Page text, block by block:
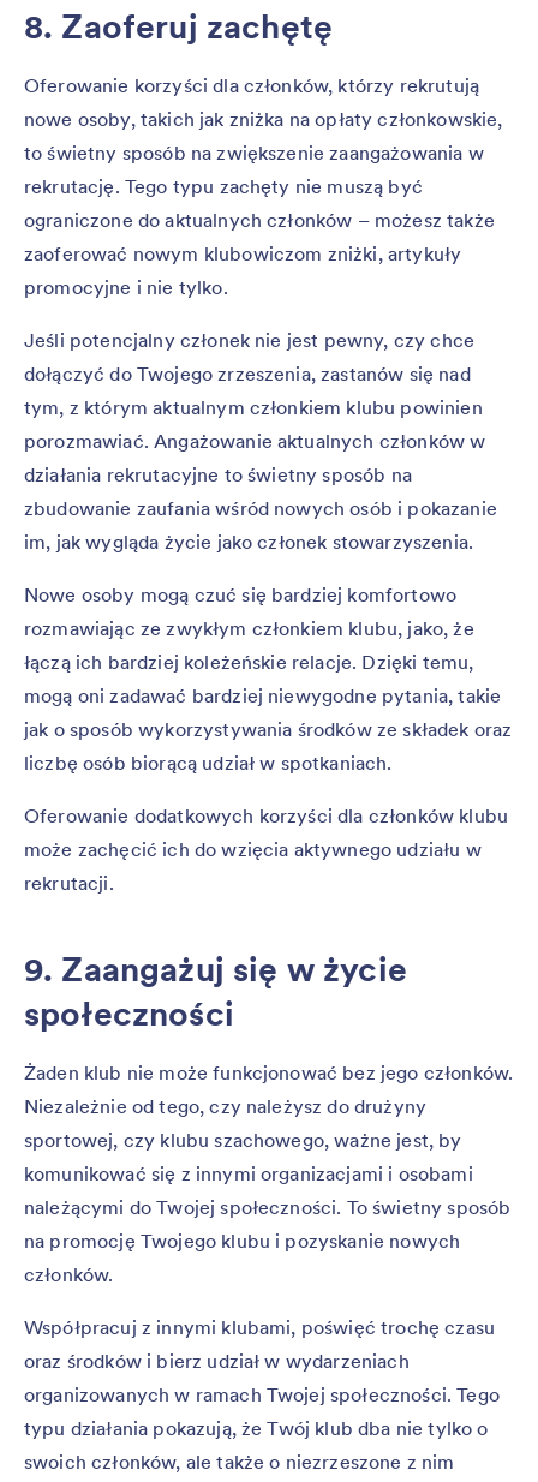
8. Zaoferuj zachętę
Oferowanie korzyści dla członków, którzy rekrutują
nowe osoby, takich jak zniżka na opłaty członkowskie,
to świetny sposób na zwiększenie zaangażowania w
rekrutację. Tego typu zachęty nie muszą być
ograniczone do aktualnych członków – możesz także
zaoferować nowym klubowiczom zniżki, artykuły
promocyjne i nie tylko.
Jeśli potencjalny członek nie jest pewny, czy chce
dołączyć do Twojego zrzeszenia, zastanów się nad
tym, z którym aktualnym członkiem klubu powinien
porozmawiać. Angażowanie aktualnych członków w
działania rekrutacyjne to świetny sposób na
zbudowanie zaufania wśród nowych osób i pokazanie
im, jak wygląda życie jako członek stowarzyszenia.
Nowe osoby mogą czuć się bardziej komfortowo
rozmawiając ze zwykłym członkiem klubu, jako, że
łączą ich bardziej koleżeńskie relacje. Dzięki temu,
mogą oni zadawać bardziej niewygodne pytania, takie
jak o sposób wykorzystywania środków ze składek oraz
liczbę osób biorącą udział w spotkaniach.
Oferowanie dodatkowych korzyści dla członków klubu
może zachęcić ich do wzięcia aktywnego udziału w
rekrutacji.
9. Zaangażuj się w życie
społeczności
Żaden klub nie może funkcjonować bez jego członków.
Niezależnie od tego, czy należysz do drużyny
sportowej, czy klubu szachowego, ważne jest, by
komunikować się z innymi organizacjami i osobami
należącymi do Twojej społeczności. To świetny sposób
na promocję Twojego klubu i pozyskanie nowych
członków.
Współpracuj z innymi klubami, poświęć trochę czasu
oraz środków i bierz udział w wydarzeniach
organizowanych w ramach Twojej społeczności. Tego
typu działania pokazują, że Twój klub dba nie tylko o
swoich członków, ale także o niezrzeszone z nim